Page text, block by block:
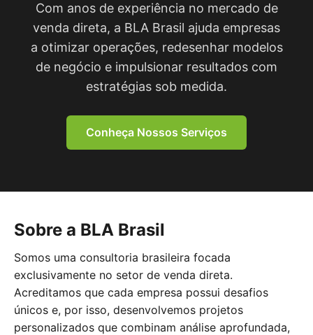
Com anos de experiência no mercado de
venda direta, a BLA Brasil ajuda empresas
a otimizar operações, redesenhar modelos
de negócio e impulsionar resultados com
estratégias sob medida.
Conheça Nossos Serviços
Sobre a BLA Brasil
Somos uma consultoria brasileira focada
exclusivamente no setor de venda direta.
Acreditamos que cada empresa possui desafios
únicos e, por isso, desenvolvemos projetos
personalizados que combinam análise aprofundada,